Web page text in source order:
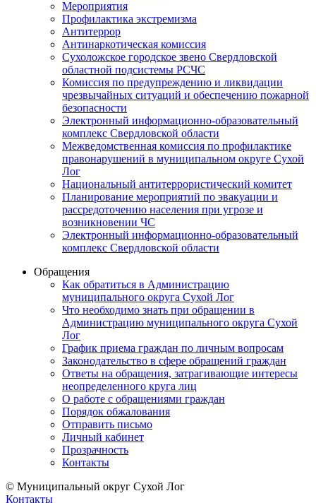
Мероприятия
Профилактика экстремизма
Антитеррор
Антинаркотическая комиссия
Сухоложское городское звено Свердловской
областной подсистемы РСЧС
Комиссия по предупреждению и ликвидации
чрезвычайных ситуаций и обеспечению пожарной
безопасности
Электронный информационно-образовательный
комплекс Cвердловской области
Межведомственная комиссия по профилактике
правонарушений в муниципальном округе Сухой
Лог
Национальный антитеррористический комитет
Планирование мероприятий по эвакуации и
рассредоточению населения при угрозе и
возникновении ЧС
Электронный информационно-образовательный
комплекс Свердловской области
Обращения
Как обратиться в Администрацию
муниципального округа Сухой Лог
Что необходимо знать при обращении в
Администрацию муниципального округа Сухой
Лог
График приема граждан по личным вопросам
Законодательство в сфере обращений граждан
Ответы на обращения, затрагивающие интересы
неопределенного круга лиц
О работе с обращениями граждан
Порядок обжалования
Отправить письмо
Личный кабинет
Прозрачность
Контакты
© Муниципальный округ Сухой Лог
Контакты